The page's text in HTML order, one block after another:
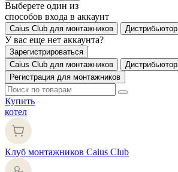
Выберете один из
способов входа в аккаунт
Caius Club для монтажников Дистрибьютор
У вас еще нет аккаунта?
Зарегистрироваться
Caius Club для монтажников
Дистрибьютор
Регистрация для монтажников
Купить
котел
Клуб монтажников Caius Club